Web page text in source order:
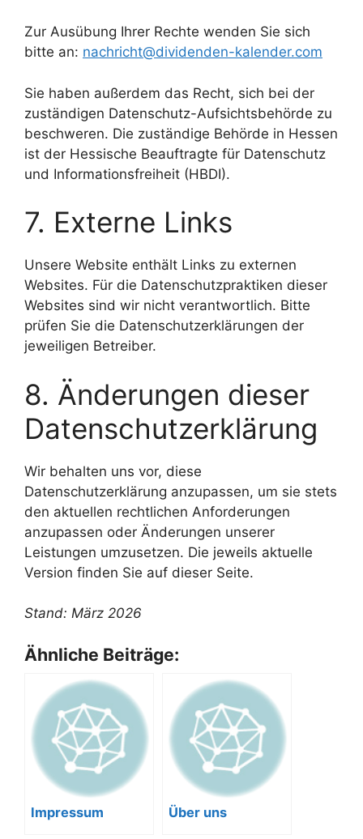
Zur Ausübung Ihrer Rechte wenden Sie sich
bitte an: nachricht@dividenden-kalender.com
Sie haben außerdem das Recht, sich bei der
zuständigen Datenschutz-Aufsichtsbehörde zu
beschweren. Die zuständige Behörde in Hessen
ist der Hessische Beauftragte für Datenschutz
und Informationsfreiheit (HBDI).
7. Externe Links
Unsere Website enthält Links zu externen
Websites. Für die Datenschutzpraktiken dieser
Websites sind wir nicht verantwortlich. Bitte
prüfen Sie die Datenschutzerklärungen der
jeweiligen Betreiber.
8. Änderungen dieser
Datenschutzerklärung
Wir behalten uns vor, diese
Datenschutzerklärung anzupassen, um sie stets
den aktuellen rechtlichen Anforderungen
anzupassen oder Änderungen unserer
Leistungen umzusetzen. Die jeweils aktuelle
Version finden Sie auf dieser Seite.
Stand: März 2026
Ähnliche Beiträge:
Impressum Über uns